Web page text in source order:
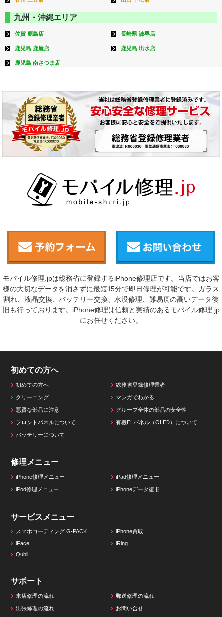
九州・沖縄エリア
佐賀 鹿島店 長崎県 諫早店
鹿児島 鹿屋店 鹿児島 出水店
鹿児島 南さつま店
モバイル修理.jpは総務省に登録するiPhone修理店です。当店ではお客
様の大切なデータを消さずに最短15分で即日修理が可能です。ガラス
割れ、液晶交換、バッテリー交換、水没修理、難易度の高いデータ復
旧も行っております。iPhone修理は信頼と実績のあるモバイル修理.jp
にお任せください。
初めての方へ
初めての方へ 総務省登録修理業者
クリーニング マンガでわかる
悪質な部品に注意 グループ全体の部品の安全性
フロントパネルについて 有機ELパネル（OLED）について
バッテリーについて
修理メニュー
iPhone修理メニュー iPad修理メニュー
iPod修理メニュー iPhoneデータ復旧
サービスメニュー
スマホコーティング G-PACK
iPhone買取
iFace
iRing
Qubii
サポート
来店修理の流れ 郵送修理の流れ
出張修理の流れ お問い合せ